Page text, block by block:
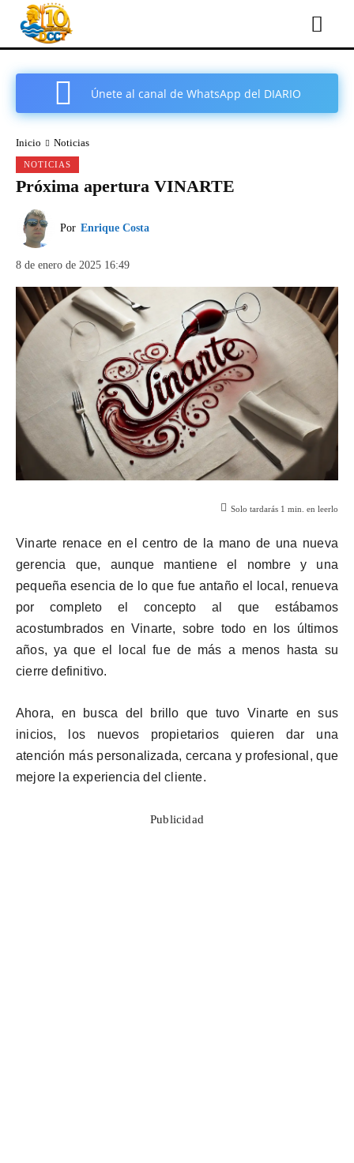
Únete al canal de WhatsApp del DIARIO
Inicio Noticias
NOTICIAS
Próxima apertura VINARTE
Por Enrique Costa
8 de enero de 2025 16:49
Solo tardarás 1 min. en leerlo
Vinarte renace en el centro de la mano de una nueva
gerencia que, aunque mantiene el nombre y una
pequeña esencia de lo que fue antaño el local, renueva
por completo el concepto al que estábamos
acostumbrados enVinarte, sobre todo en los últimos
años, ya que el local fue de más a menos hasta su
cierre definitivo.
Ahora, en busca del brillo que tuvo Vinarte en sus
inicios, los nuevos propietarios quieren dar una
atención más personalizada, cercana y profesional, que
mejore la experiencia del cliente.
Publicidad